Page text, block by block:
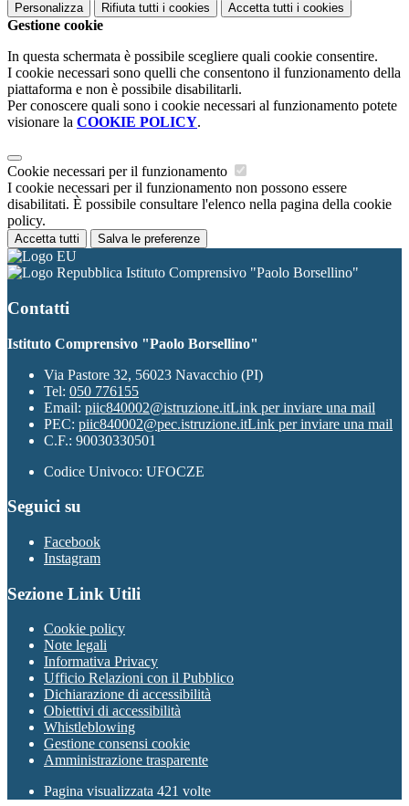
Personalizza Rifiuta tutti i cookies Accetta tutti i cookies
Gestione cookie
In questa schermata è possibile scegliere quali cookie consentire.
I cookie necessari sono quelli che consentono il funzionamento della
piattaforma e non è possibile disabilitarli.
Per conoscere quali sono i cookie necessari al funzionamento potete
visionare la COOKIE POLICY.
Cookie necessari per il funzionamento
I cookie necessari per il funzionamento non possono essere
disabilitati. È possibile consultare l'elenco nella pagina della cookie
policy.
Accetta tutti Salva le preferenze
Istituto Comprensivo "Paolo Borsellino"
Contatti
Istituto Comprensivo "Paolo Borsellino"
Via Pastore 32, 56023 Navacchio (PI)
Tel: 050 776155
Email: piic840002@istruzione.itLink per inviare una mail
PEC: piic840002@pec.istruzione.itLink per inviare una mail
C.F.: 90030330501
Codice Univoco: UFOCZE
Seguici su
Facebook
Instagram
Sezione Link Utili
Cookie policy
Note legali
Informativa Privacy
Ufficio Relazioni con il Pubblico
Dichiarazione di accessibilità
Obiettivi di accessibilità
Whistleblowing
Gestione consensi cookie
Amministrazione trasparente
Pagina visualizzata 421 volte